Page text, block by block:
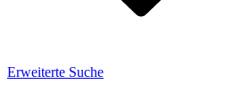
Erweiterte Suche